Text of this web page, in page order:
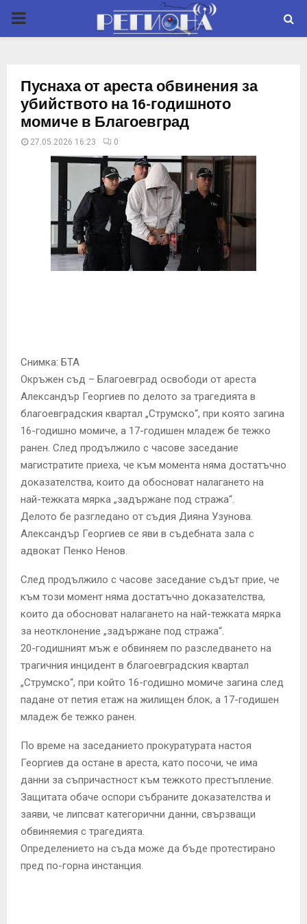
P
M
U
Пуснаха от ареста обвинения за
убийството на 16-годишното
момиче в Благоевград
27.05.2026 16:23 0
Снимка: БТА
Окръжен съд – Благоевград освободи от ареста
Александър Георгиев по делото за трагедията в
благоевградския квартал „Струмско“, при която загина
16-годишно момиче, а 17-годишен младеж бе тежко
ранен. След продължило с часове заседание
магистратите приеха, че към момента няма достатъчно
доказателства, които да обосноват налагането на
най-тежката мярка „задържане под стража“.
Делото бе разгледано от съдия Дияна Узунова.
Александър Георгиев се яви в съдебната зала с
адвокат Пенко Ненов.
След продължило с часове заседание съдът прие, че
към този момент няма достатъчно доказателства,
които да обосноват налагането на най-тежката мярка
за неотклонение „задържане под стража“.
20-годишният мъж е обвиняем по разследването на
трагичния инцидент в благоевградския квартал
„Струмско“, при който 16-годишно момиче загина след
падане от петия етаж на жилищен блок, а 17-годишен
младеж бе тежко ранен.
По време на заседанието прокуратурата настоя
Георгиев да остане в ареста, като посочи, че има
данни за съпричастност към тежкото престъпление.
Защитата обаче оспори събраните доказателства и
заяви, че липсват категорични данни, свързващи
обвиняемия с трагедията.
Определението на съда може да бъде протестирано
пред по-горна инстанция.